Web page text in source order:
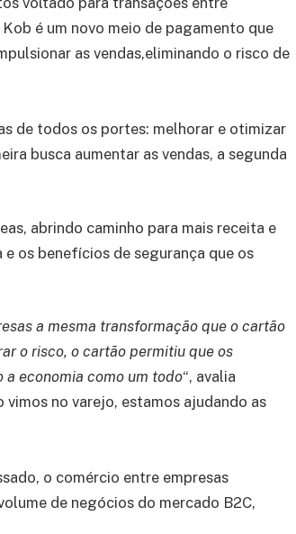
é um novo meio de pagamento que
as vendas,eliminando o risco de
de todos os portes: melhorar e otimizar
busca aumentar as vendas, a segunda
abrindo caminho para mais receita e
os benefícios de segurança que os
a mesma transformação que o cartão
o risco, o cartão permitiu que os
economia como um todo“, avalia
no varejo, estamos ajudando as
o comércio entre empresas
de negócios do mercado B2C,